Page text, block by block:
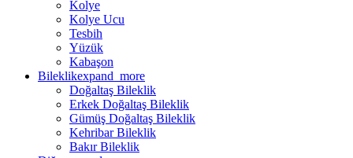
Kolye
Kolye Ucu
Tesbih
Yüzük
Kabaşon
Bileklikexpand_more
Doğaltaş Bileklik
Erkek Doğaltaş Bileklik
Gümüş Doğaltaş Bileklik
Kehribar Bileklik
Bakır Bileklik